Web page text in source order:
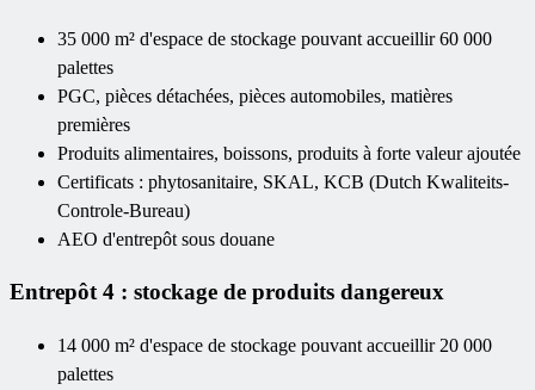
35 000 m² d'espace de stockage pouvant accueillir 60 000
palettes
PGC, pièces détachées, pièces automobiles, matières
premières
Produits alimentaires, boissons, produits à forte valeur ajoutée
Certificats : phytosanitaire, SKAL, KCB (Dutch Kwaliteits-
Controle-Bureau)
AEO d'entrepôt sous douane
Entrepôt 4 : stockage de produits dangereux
14 000 m² d'espace de stockage pouvant accueillir 20 000
palettes